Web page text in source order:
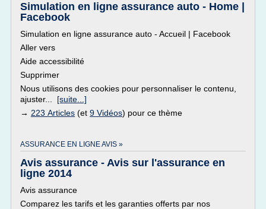
Simulation en ligne assurance auto - Home |
Facebook
Simulation en ligne assurance auto - Accueil | Facebook
Aller vers
Aide accessibilité
Supprimer
Nous utilisons des cookies pour personnaliser le contenu,
ajuster... [suite...]
→ 223 Articles (et 9 Vidéos) pour ce thème
ASSURANCE EN LIGNE AVIS »
Avis assurance - Avis sur l'assurance en
ligne 2014
Avis assurance
Comparez les tarifs et les garanties offerts par nos